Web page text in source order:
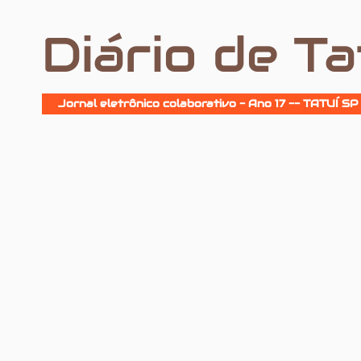
Diário de
Jornal eletrônico colaborativo - Ano 17 -- TATUÍ SP